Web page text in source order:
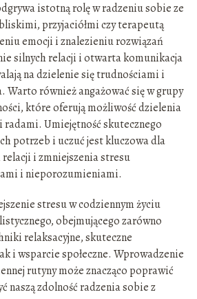
istotną rolę w radzeniu sobie ze
przyjaciółmi czy terapeutą
emocji i znalezieniu rozwiązań
silnych relacji i otwarta komunikacja
na dzielenie się trudnościami i
Warto również angażować się w grupy
które oferują możliwość dzielenia
Umiejętność skutecznego
potrzeb i uczuć jest kluczowa dla
i zmniejszenia stresu
i nieporozumieniami.
stresu w codziennym życiu
obejmującego zarówno
relaksacyjne, skuteczne
i wsparcie społeczne. Wprowadzenie
rutyny może znacząco poprawić
naszą zdolność radzenia sobie z